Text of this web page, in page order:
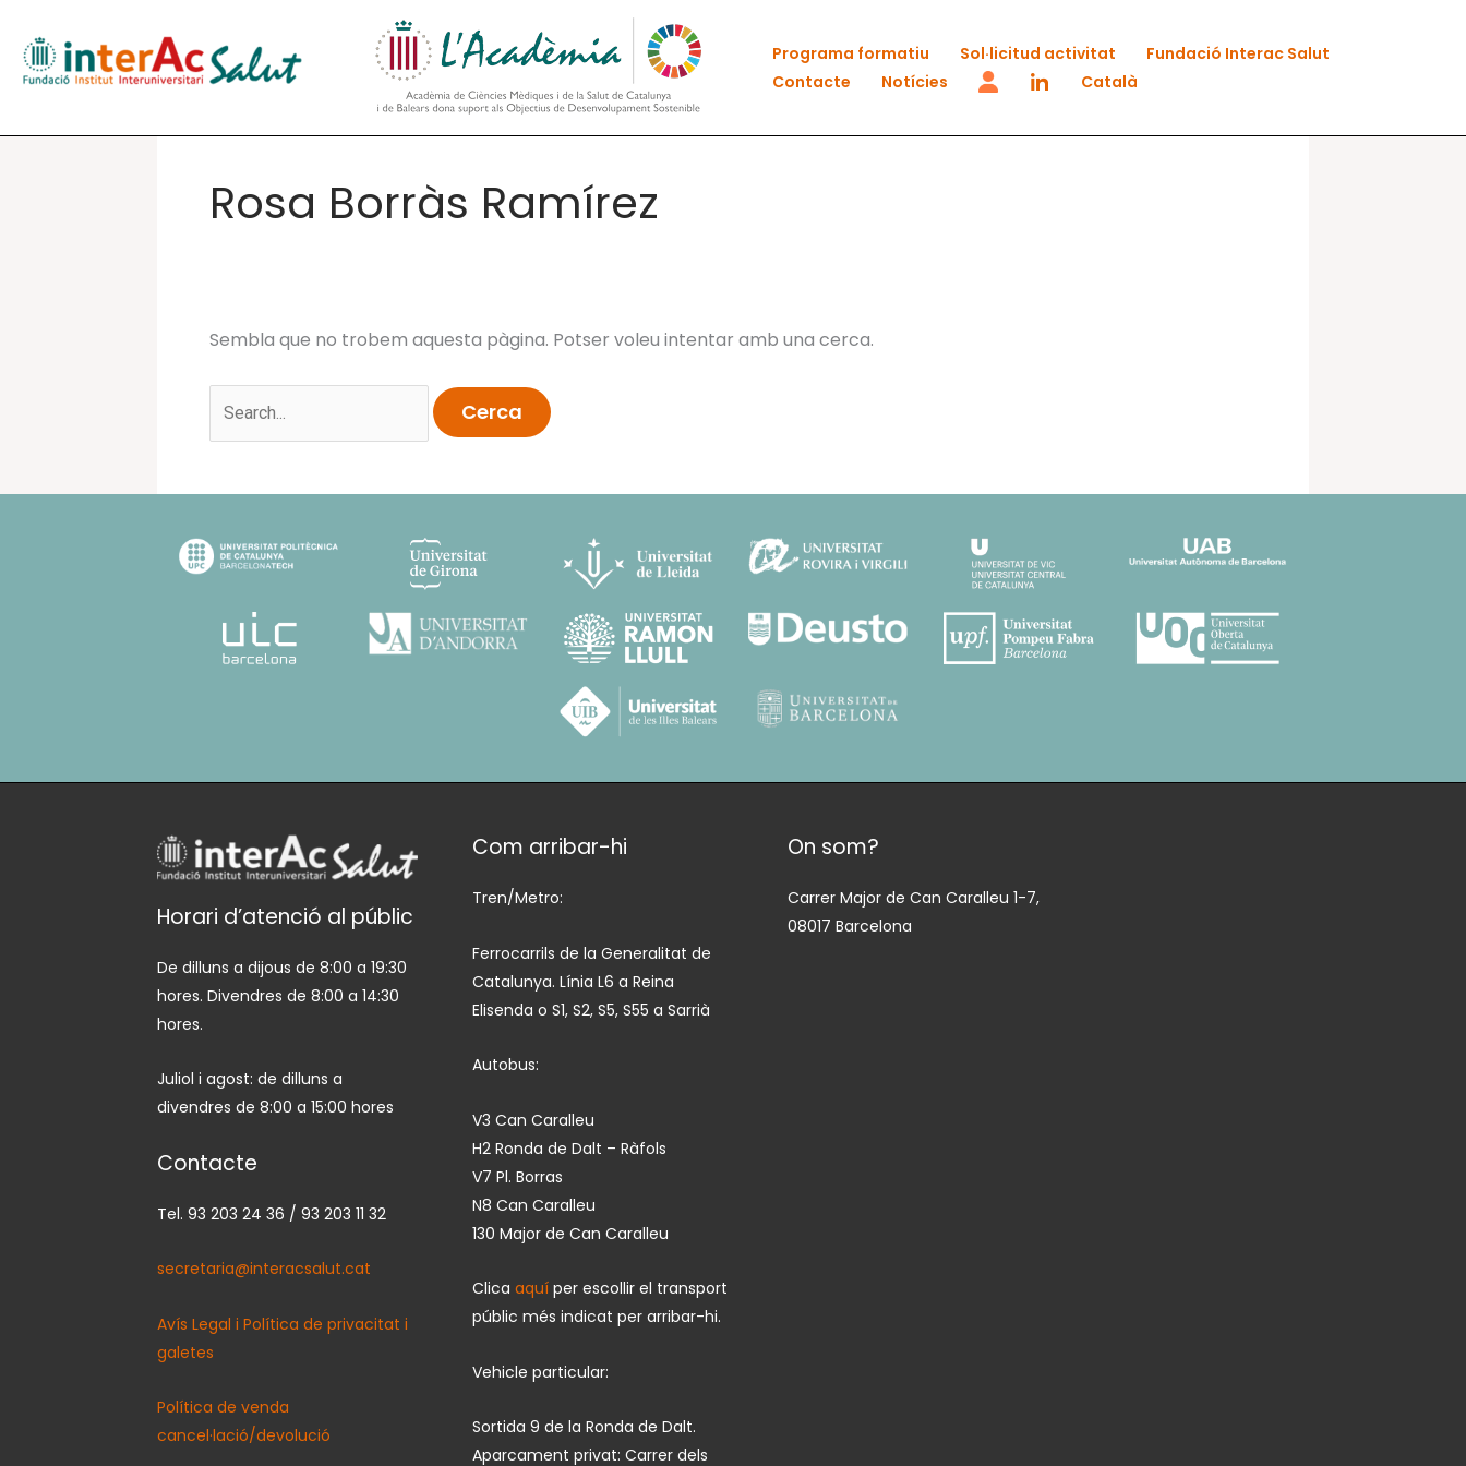
contingut
Programa formatiu Sol·licitud activitat
Fundació Interac Salut
Contacte
Notícies Català
Rosa Borràs Ramírez
Sembla que no trobem aquesta pàgina. Potser voleu intentar amb una cerca.
Horari d’atenció al públic
De dilluns a dijous de 8:00 a 19:30
hores. Divendres de 8:00 a 14:30
hores.
Juliol i agost: de dilluns a
divendres de 8:00 a 15:00 hores
Contacte
Tel. 93 203 24 36 / 93 203 11 32
secretaria@interacsalut.cat
Avís Legal i Política de privacitat i
galetes
Política de venda
cancel·lació/devolució
Com arribar-hi
Tren/Metro:
Ferrocarrils de la Generalitat de
Catalunya. Línia L6 a Reina
Elisenda o S1, S2, S5, S55 a Sarrià
Autobus:
V3 Can Caralleu
H2 Ronda de Dalt – Ràfols
V7 Pl. Borras
N8 Can Caralleu
130 Major de Can Caralleu
Clica aquí per escollir el transport
públic més indicat per arribar-hi.
Vehicle particular:
Sortida 9 de la Ronda de Dalt.
Aparcament privat: Carrer dels
On som?
Carrer Major de Can Caralleu 1-7,
08017 Barcelona